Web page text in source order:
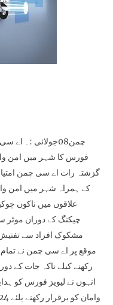
چمن08جولائی :۔
فورس کا شہر میں امن
گزشتہ رات اے سی چمن
کے ہمراہ شہر میں امن
علاقوں میں ناکوں
چیکنگ کے دوران موٹر
مشکوک افراد سے
موقع پر اے سی چمن نے
رکھنے کیلے ناکہ جات کے
انہوں نے لیویز فورس کو